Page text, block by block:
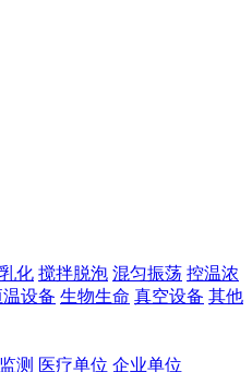
化 搅拌脱泡 混匀振荡 控温浓
设备 生物生命 真空设备 其他
测 医疗单位 企业单位